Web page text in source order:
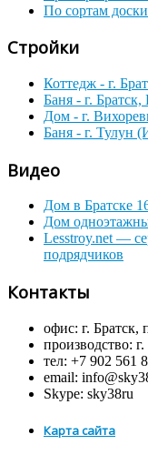
По сортам доски
Стройки
Коттедж - г.
Баня - г.
Дом - г.
Баня - г. Тулун
Видео
Дом в Братске
Дом
Lesstroy.net —
подрядчиков
Контакты
офис: г. Братск,
производство:
тел: +7 902 561
email:
Skype: sky38ru
Карта сайта